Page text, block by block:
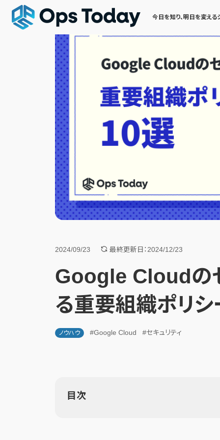
今日を知り、明日を変える
2024/09/23 最終更新日：2024/12/23
Google Cloudの
る重要組織ポリ
ノウハウ #Google Cloud #セキュリティ
目次